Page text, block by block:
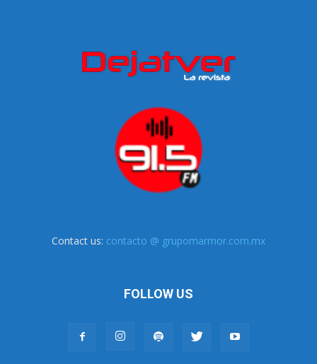
Contact us: contacto @ grupomarmor.com.mx
FOLLOW US